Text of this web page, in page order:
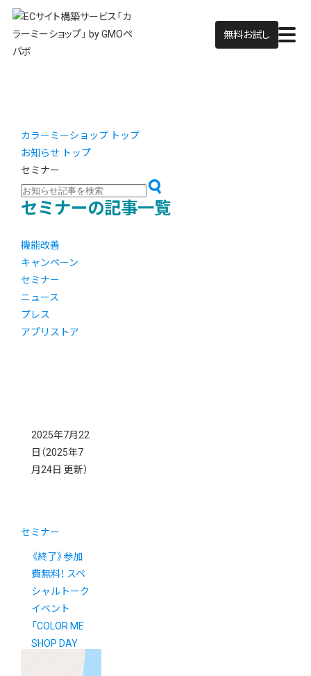
無料お試し
カラーミーショップ トップ
お知らせ トップ
セミナー
セミナーの記事一覧
機能改善
キャンペーン
セミナー
ニュース
プレス
アプリストア
2025年7月22
日 （2025年7
月24日 更新）
セミナー
《終了》参加
費無料！ スペ
シャルトーク
イベント
「COLOR ME
SHOP DAY
2025 byGMO